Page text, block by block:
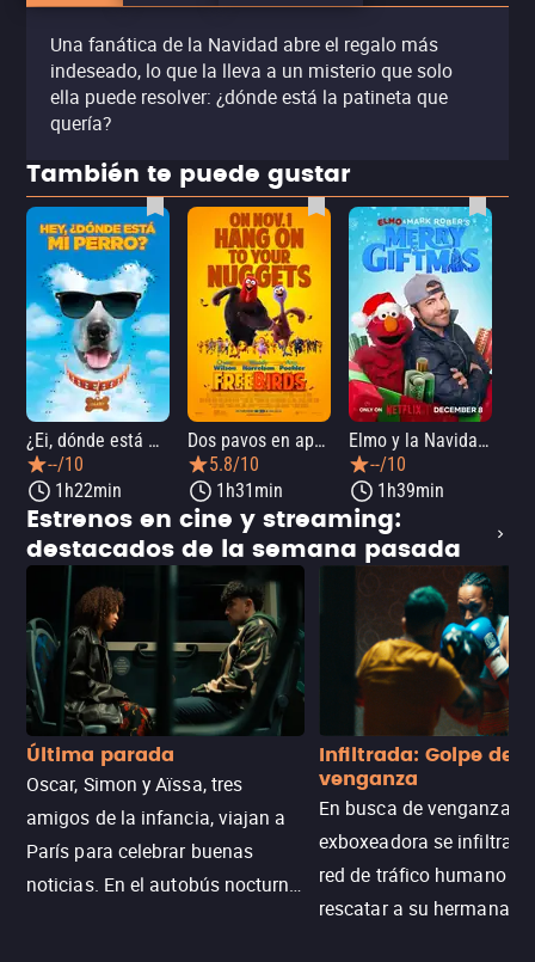
Una fanática de la Navidad abre el regalo más
indeseado, lo que la lleva a un misterio que solo
ella puede resolver: ¿dónde está la patineta que
quería?
También te puede gustar
¿Ei, dónde está mi perro?
--/10
1h22min
Dos pavos en apuros
5.8/10
1h31min
Elmo y la Navidad mágica de Mark Rober
--/10
1h39min
Estrenos en cine y streaming:
destacados de la semana pasada
Última parada
Oscar, Simon y Aïssa, tres
amigos de la infancia, viajan a
París para celebrar buenas
noticias. En el autobús nocturno
Infiltrada: Golpe de
venganza
En busca de venganza,
exboxeadora se infiltra
red de tráfico humano
rescatar a su hermana